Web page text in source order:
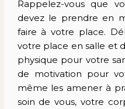
Rappelez-vous que
devez le prendre en
faire à votre place.
votre place en salle et
physique pour votre
de motivation pour
même les amener à
soin de vous, votre